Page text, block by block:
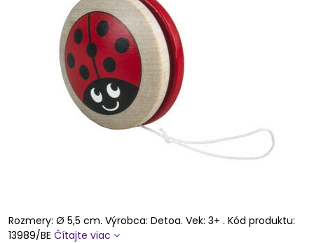
Rozmery: Ø 5,5 cm. Výrobca: Detoa. Vek: 3+ . Kód produktu:
13989/BE Čítajte viac